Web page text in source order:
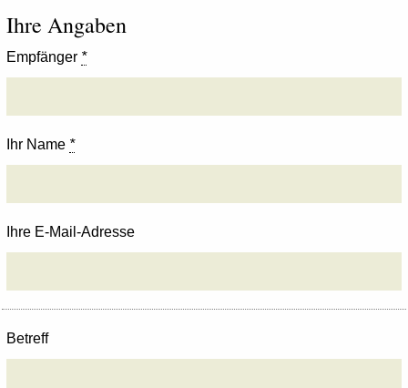
Ihre Angaben
Empfänger *
Ihr Name *
Ihre E-Mail-Adresse
Betreff